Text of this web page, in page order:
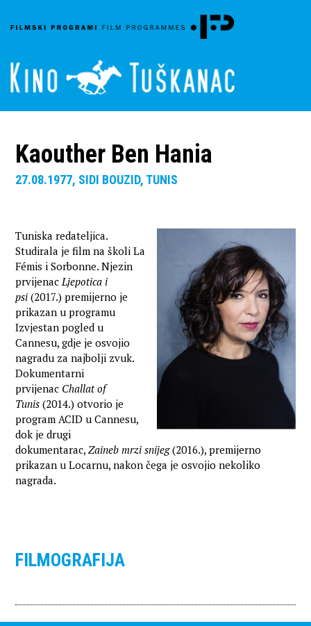
Kaouther Ben Hania
27.08.1977, SIDI BOUZID, TUNIS
Tuniska redateljica.
Studirala je film na školi La
Fémis i Sorbonne. Njezin
prvijenacLjepotica i
psi (2017.) premijerno je
prikazan u programu
Izvjestan pogled u
Cannesu, gdje je osvojio
nagradu za najbolji zvuk.
Dokumentarni
prvijenac Challat of
Tunis (2014.) otvorio je
program ACID u Cannesu,
dok je drugi
dokumentarac,Zaineb mrzi snijeg(2016.), premijerno
prikazan u Locarnu, nakon čega je osvojio nekoliko
nagrada.
FILMOGRAFIJA